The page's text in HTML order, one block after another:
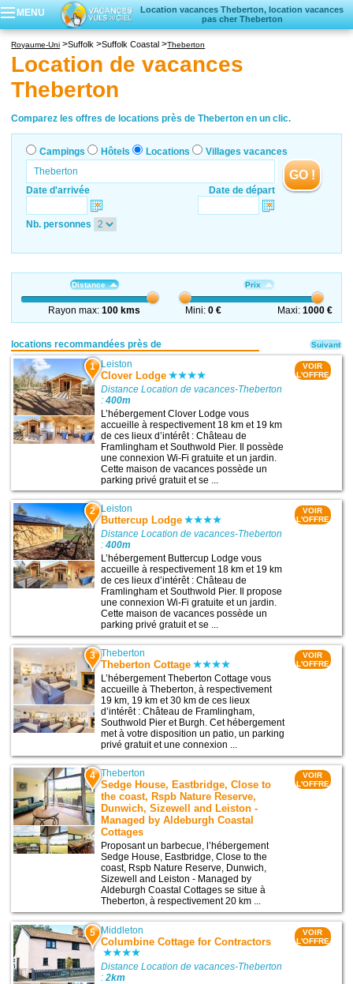
MENU
Location vacances Theberton, location vacances
pas cher Theberton
Locations vacances
Royaume-Uni Suffolk Suffolk Coastal Theberton
Location de vacances
Theberton
Comparez les offres de locations près de Theberton en un clic.
Campings Hôtels Locations Villages vacances
Date d'arrivée Date de départ
GO !
Nb. personnes
Distance
Rayon max:100 kms
Prix
Mini:0 € Maxi: 1000 €
locations recommandées près de
1 Leiston
Clover Lodge
Distance Location de vacances-Theberton
:400m
L’hébergement Clover Lodge vous
accueille à respectivement 18 km et 19 km
de ces lieux d’intérêt : Château de
Framlingham et Southwold Pier. Il possède
une connexion Wi-Fi gratuite et un jardin.
Cette maison de vacances possède un
parking privé gratuit et se ...
VOIR
L'OFFRE
2 Leiston
Buttercup Lodge
Distance Location de vacances-Theberton
:400m
L’hébergement Buttercup Lodge vous
accueille à respectivement 18 km et 19 km
de ces lieux d’intérêt : Château de
Framlingham et Southwold Pier. Il propose
une connexion Wi-Fi gratuite et un jardin.
Cette maison de vacances possède un
parking privé gratuit et se ...
VOIR
L'OFFRE
3 Theberton
Theberton Cottage
L’hébergement Theberton Cottage vous
accueille à Theberton, à respectivement
19 km, 19 km et 30 km de ces lieux
d’intérêt : Château de Framlingham,
Southwold Pier et Burgh. Cet hébergement
met à votre disposition un patio, un parking
privé gratuit et une connexion ...
VOIR
L'OFFRE
4 Theberton
Sedge House, Eastbridge, Close to
the coast, Rspb Nature Reserve,
Dunwich, Sizewell and Leiston -
Managed by Aldeburgh Coastal
Cottages
Proposant un barbecue, l’hébergement
Sedge House, Eastbridge, Close to the
coast, Rspb Nature Reserve, Dunwich,
Sizewell and Leiston - Managed by
Aldeburgh Coastal Cottages se situe à
Theberton, à respectivement 20 km ...
VOIR
L'OFFRE
5 Middleton
Columbine Cottage for Contractors
Distance Location de vacances-Theberton
:2km
VOIR
L'OFFRE
Suivant